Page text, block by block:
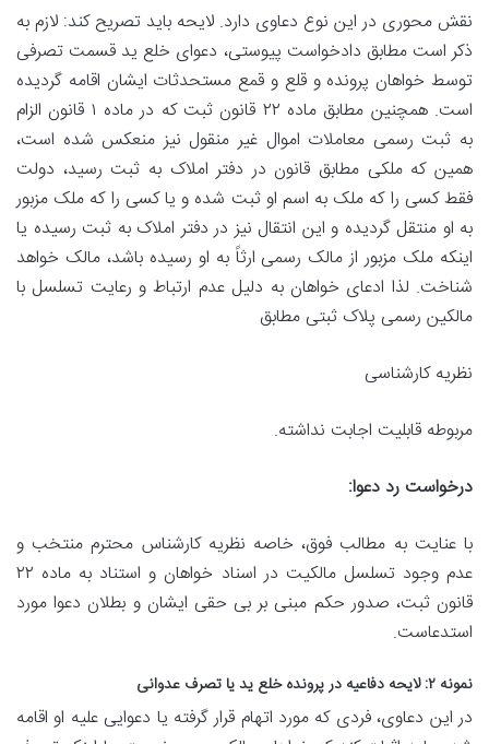
نقش محوری در این نوع دعاوی دارد. لایحه باید تصریح کند: لازم به
ذکر است مطابق دادخواست پیوستی، دعوای خلع ید قسمت تصرفی
توسط خواهان پرونده و قلع و قمع مستحدثات ایشان اقامه گردیده
است. همچنین مطابق ماده ۲۲ قانون ثبت که در ماده ۱ قانون الزام
به ثبت رسمی معاملات اموال غیر منقول نیز منعکس شده است،
همین که ملکی مطابق قانون در دفتر املاک به ثبت رسید، دولت
فقط کسی را که ملک به اسم او ثبت شده و یا کسی را که ملک مزبور
به او منتقل گردیده و این انتقال نیز در دفتر املاک به ثبت رسیده یا
اینکه ملک مزبور از مالک رسمی ارثاً به او رسیده باشد، مالک خواهد
شناخت. لذا ادعای خواهان به دلیل عدم ارتباط و رعایت تسلسل با
مالکین رسمی پلاک ثبتی مطابق
نظریه کارشناسی
مربوطه قابلیت اجابت نداشته.
درخواست رد دعوا:
با عنایت به مطالب فوق، خاصه نظریه کارشناس محترم منتخب و
عدم وجود تسلسل مالکیت در اسناد خواهان و استناد به ماده ۲۲
قانون ثبت، صدور حکم مبنی بر بی حقی ایشان و بطلان دعوا مورد
استدعاست.
نمونه ۲: لایحه دفاعیه در پرونده خلع ید یا تصرف عدوانی
در این دعاوی، فردی که مورد اتهام قرار گرفته یا دعوایی علیه او اقامه